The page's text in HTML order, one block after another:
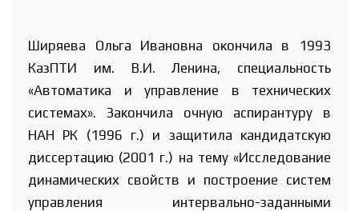
Ширяева Ольга Ивановна окончила в 1993
КазПТИ им. В.И. Ленина, специальность
«Автоматика и управление в технических
системах». Закончила очную аспирантуру в
НАН РК (1996 г.) и защитила кандидатскую
диссертацию (2001 г.) на тему «Исследование
динамических свойств и построение систем
управления интервально-заданными